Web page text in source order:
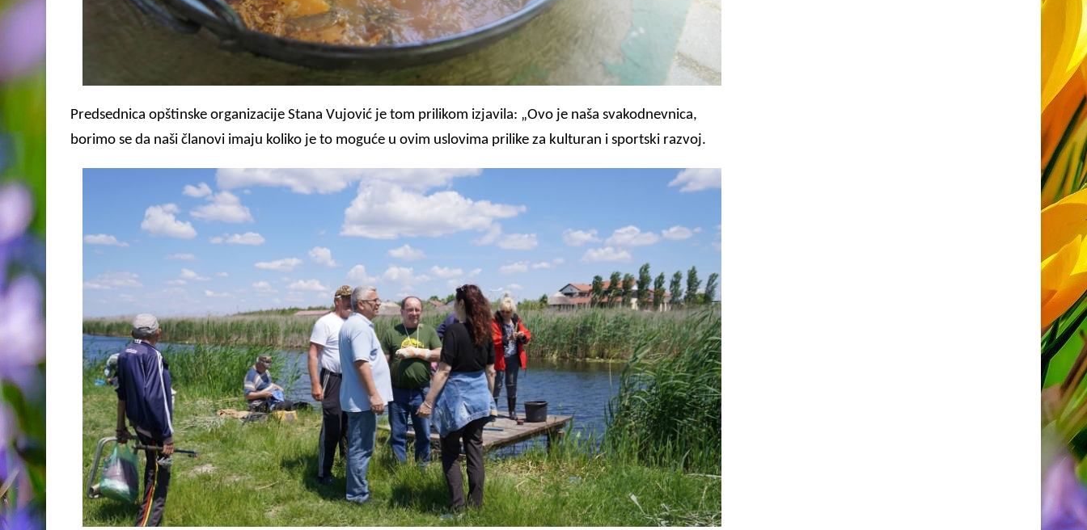
Predsednica opštinske organizacije Stana Vujović je tom prilikom izjavila: „Ovo je naša svakodnevnica,
borimo se da naši članovi imaju koliko je to moguće u ovim uslovima prilike za kulturan i sportski razvoj.